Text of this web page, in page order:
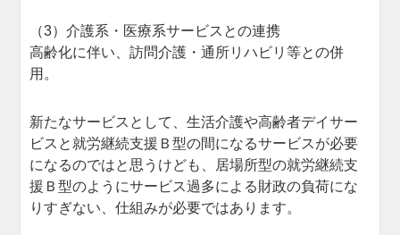
（3）介護系・医療系サービスとの連携
高齢化に伴い、訪問介護・通所リハビリ等との併
用。
新たなサービスとして、生活介護や高齢者デイサー
ビスと就労継続支援Ｂ型の間になるサービスが必要
になるのではと思うけども、居場所型の就労継続支
援Ｂ型のようにサービス過多による財政の負荷にな
りすぎない、仕組みが必要ではあります。